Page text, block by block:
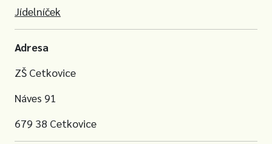
Jídelníček
Adresa
ZŠ Cetkovice
Náves 91
679 38 Cetkovice